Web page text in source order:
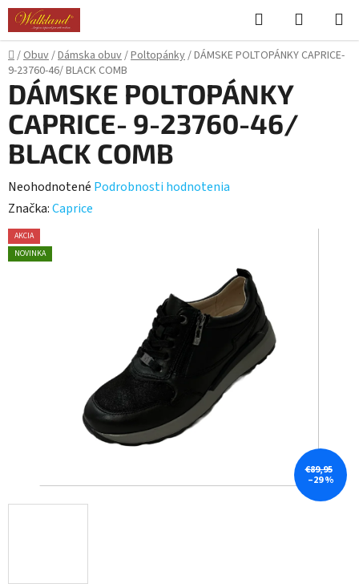
Prejsť
obsah
Hľadať
KOŠÍK
Domov
/Obuv/Dámska obuv/Poltopánky/DÁMSKE POLTOPÁNKY CAPRICE-
9-23760-46/ BLACK COMB
DÁMSKE POLTOPÁNKY
CAPRICE- 9-23760-46/
BLACK COMB
Priemerné
hodnotenie
produktu
je
Neohodnotené Podrobnosti hodnotenia
Značka:Caprice
AKCIA
NOVINKA
€89,95
–29 %